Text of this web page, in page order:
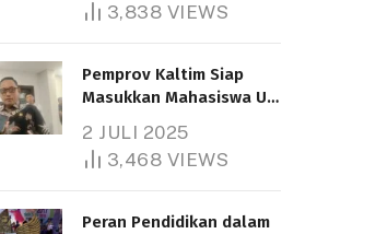
3,838 VIEWS
Pemprov Kaltim Siap
Masukkan Mahasiswa UT
Bantuan Pendidikan
Gratispol
2 JULI 2025
3,468 VIEWS
Peran Pendidikan dalam